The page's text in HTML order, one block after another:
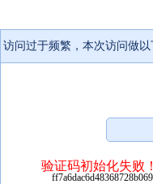
访问过于频繁，本次访问做以
验证码初始化失败！